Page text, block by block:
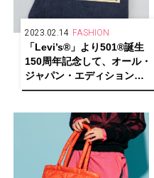
2023.02.14 FASHION
「Levi’s®」より501®誕生
150周年記念して、オール・
ジャパン・エディションの
限定アイテムを発売中